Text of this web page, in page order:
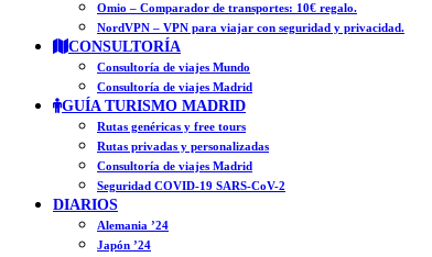
Omio – Comparador de transportes: 10€ regalo.
NordVPN – VPN para viajar con seguridad y privacidad.
CONSULTORÍA
Consultoría de viajes Mundo
Consultoría de viajes Madrid
GUÍA TURISMO MADRID
Rutas genéricas y free tours
Rutas privadas y personalizadas
Consultoría de viajes Madrid
Seguridad COVID-19 SARS-CoV-2
DIARIOS
Alemania ’24
Japón ’24